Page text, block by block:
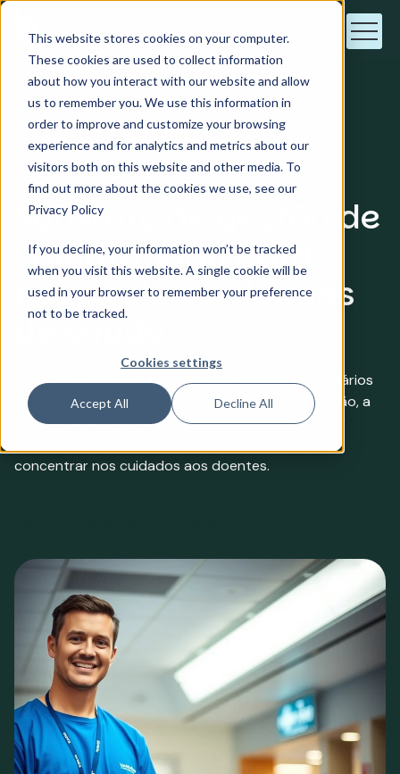
This website stores cookies on your computer.
These cookies are used to collect information
about how you interact with our website and allow
us to remember you. We use this information in
order to improve and customize your browsing
experience and for analytics and metrics about our
visitors both on this website and other media. To
find out more about the cookies we use, see our
Privacy Policy
If you decline, your information won’t be tracked
when you visit this website. A single cookie will be
used in your browser to remember your preference
not to be tracked.
Cookies settings
Accept All Decline All
Hospitais e cuidados de saúde
Software de gestão de
voluntariado para
hospitais e cuidados
de saúde
O Volunteer Impact simplifica a gestão dos voluntários
nos cuidados de saúde, melhorando a programação, a
comunicação e o envolvimento geral. Ajuda a reter
concentrar nos cuidados aos doentes.